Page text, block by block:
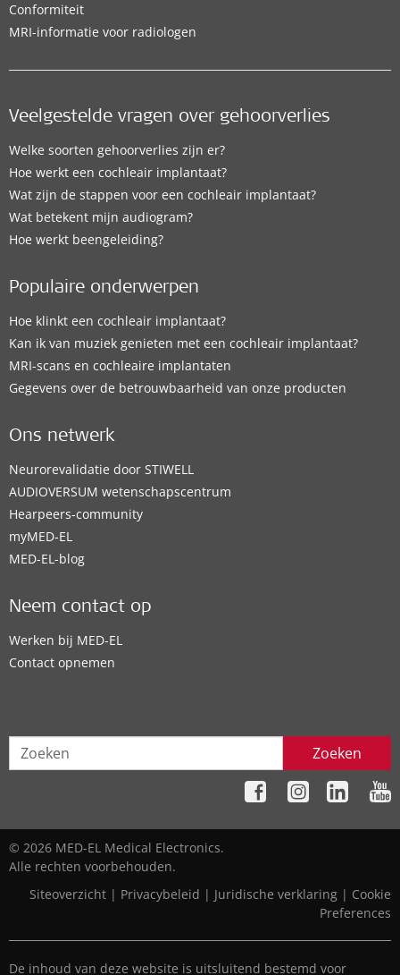
Conformiteit
MRI-informatie voor radiologen
Veelgestelde vragen over gehoorverlies
Welke soorten gehoorverlies zijn er?
Hoe werkt een cochleair implantaat?
Wat zijn de stappen voor een cochleair implantaat?
Wat betekent mijn audiogram?
Hoe werkt beengeleiding?
Populaire onderwerpen
Hoe klinkt een cochleair implantaat?
Kan ik van muziek genieten met een cochleair implantaat?
MRI-scans en cochleaire implantaten
Gegevens over de betrouwbaarheid van onze producten
Ons netwerk
Neurorevalidatie door STIWELL
AUDIOVERSUM wetenschapscentrum
Hearpeers-community
myMED‑EL
MED-EL-blog
Neem contact op
Werken bij MED-EL
Contact opnemen
Zoeken
© 2026 MED-EL Medical Electronics.
Alle rechten voorbehouden.
Siteoverzicht | Privacybeleid | Juridische verklaring | Cookie
Preferences
De inhoud van deze website is uitsluitend bestemd voor